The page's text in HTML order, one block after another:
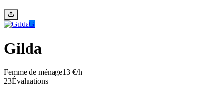
G
Gilda
Femme de ménage13 €/h
23Évaluations